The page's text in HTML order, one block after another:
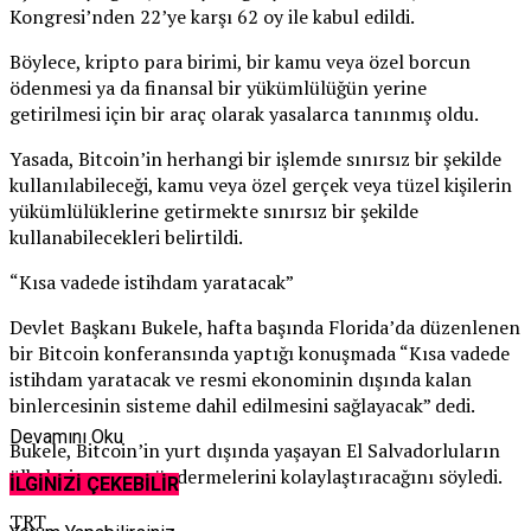
Kongresi’nden 22’ye karşı 62 oy ile kabul edildi.
Böylece, kripto para birimi, bir kamu veya özel borcun
ödenmesi ya da finansal bir yükümlülüğün yerine
getirilmesi için bir araç olarak yasalarca tanınmış oldu.
Yasada, Bitcoin’in herhangi bir işlemde sınırsız bir şekilde
kullanılabileceği, kamu veya özel gerçek veya tüzel kişilerin
yükümlülüklerine getirmekte sınırsız bir şekilde
kullanabilecekleri belirtildi.
“Kısa vadede istihdam yaratacak”
Devlet Başkanı Bukele, hafta başında Florida’da düzenlenen
bir Bitcoin konferansında yaptığı konuşmada “Kısa vadede
istihdam yaratacak ve resmi ekonominin dışında kalan
binlercesinin sisteme dahil edilmesini sağlayacak” dedi.
Bukele, Bitcoin’in yurt dışında yaşayan El Salvadorluların
ülkelerine para göndermelerini kolaylaştıracağını söyledi.
TRT
Devamını Oku
İLGİNİZİ ÇEKEBİLİR